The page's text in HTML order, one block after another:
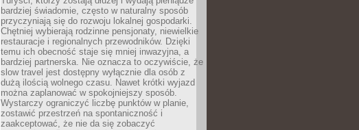
bardziej świadomie, często w naturalny sposób
przyczyniają się do rozwoju lokalnej gospodarki.
Chętniej wybierają rodzinne pensjonaty, niewielkie
restauracje i regionalnych przewodników. Dzięki
temu ich obecność staje się mniej inwazyjna, a
bardziej partnerska. Nie oznacza to oczywiście, że
slow travel jest dostępny wyłącznie dla osób z
dużą ilością wolnego czasu. Nawet krótki wyjazd
można zaplanować w spokojniejszy sposób.
Wystarczy ograniczyć liczbę punktów w planie,
zostawić przestrzeń na spontaniczność i
zaakceptować, że nie da się zobaczyć